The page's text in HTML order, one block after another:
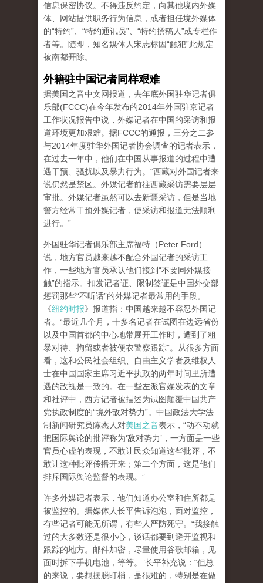
信息保密协议。不得违反约定，向其他境内外媒
体、网站提供职务行为信息，或者担任境外媒体
的“特约”、“特约通讯员”、“特约撰稿人”或专栏作
者等。随即，知名媒体人宋志标因“触犯”此规定
被南都开除。
外籍驻中国记者同样艰难
据美国之音中文网报道，去年底外国驻华记者俱
乐部(FCCC)在今年发布的2014年外国驻京记者
工作状况报告中说，外媒记者在中国的采访和报
道环境更加艰难。据FCCC的通报，三分之二参
与2014年度驻华外国记者协会调查的记者表示，
在过去一年中，他们在中国从事报道的过程中遭
遇干预、骚扰以及暴力行为。“西藏对外国记者来
说仍然是禁区。外媒记者前往西藏采访需要层层
审批。外媒记者虽然可以去新疆采访，但是当地
警方经常干预外媒记者，使采访和报道无法顺利
进行。”
外国驻华记者俱乐部主席福特（Peter Ford）
说，地方官员越来越不配合外国记者的采访工
作，一些地方官员承认他们接到“不要同外媒接
触”的指示。扣发记者证、限制签证是中国外交部
惩罚那些“不听话”的外媒记者最常用的手段。
《纽约时报》报道指：中国越来越不容忍外国记
者。“最近几个月，十多名记者在试图在边远省份
以及中国首都的中心地带展开工作时，遭到了粗
暴对待、拘留或者被便衣警察跟踪”。从很多方面
看，这和公民社会组织、自由主义学者及维权人
士在中国国家主席习近平执政的两年时间里所遭
遇的敌视是一致的。在一些左派官媒发表的文章
和社评中，西方记者被描述为试图颠覆中国共产
党执政制度的“境外敌对势力”。中国政法大学法
制新闻研究员陈杰人对美国之音表示，“动不动就
把国际舆论的批评称为‘敌对势力’，一方面是一些
官员心虚的表现，不敢让民众知道这些批评，不
敢让这种批评传播开来；第二个方面，这是他们
排斥国际舆论监督的表现。”
许多外媒记者表示，他们知道办公室和住所都是
被监控的。据媒体人长平告诉泡泡，面对监控，
有些记者可能无所谓，有些人严防死守。“我接触
过的大多数还是很小心，谈话都要到避开监视和
跟踪的地方。邮件加密，尽量使用谷歌邮箱，见
面时拆下手机电池，等等。”长平补充说：“但总
的来说，要想摆脱盯梢，是很难的，特别是在做